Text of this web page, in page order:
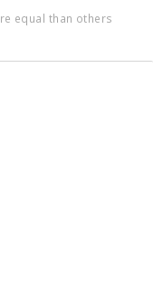
equal than others